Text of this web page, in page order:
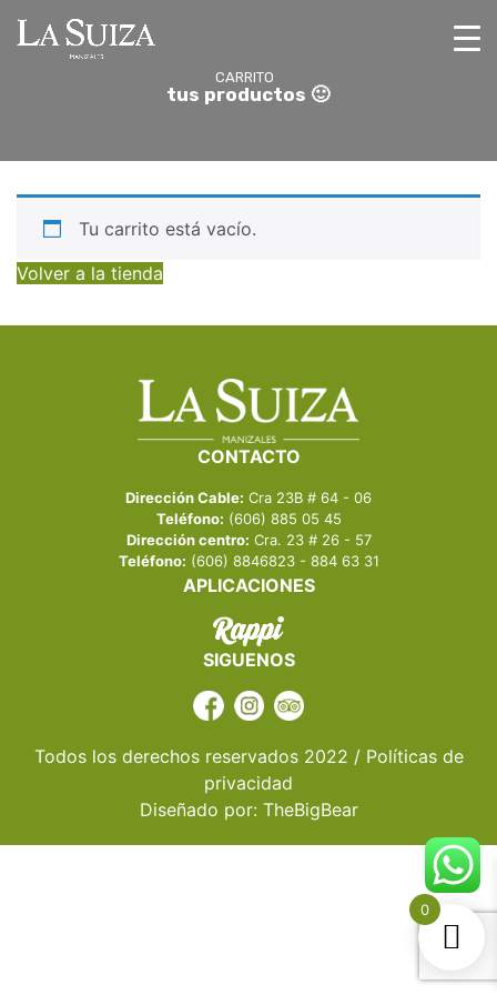
tus productos 🙂
CARRITO
Tu carrito está vacío.
Volver a la tienda
CONTACTO
Dirección Cable: Cra 23B # 64 - 06
Teléfono: (606) 885 05 45
Dirección centro: Cra. 23 # 26 - 57
Teléfono: (606) 8846823 - 884 63 31
APLICACIONES
SIGUENOS
Todos los derechos reservados 2022 / Políticas de
privacidad
Diseñado por: TheBigBear
0